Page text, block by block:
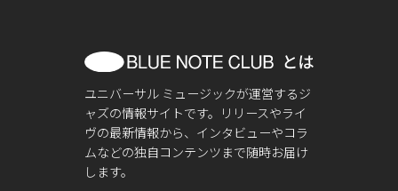
ユニバーサル ミュージックが運営するジ
ャズの情報サイトです。リリースやライ
ヴの最新情報から、インタビューやコラ
ムなどの独自コンテンツまで随時お届け
します。